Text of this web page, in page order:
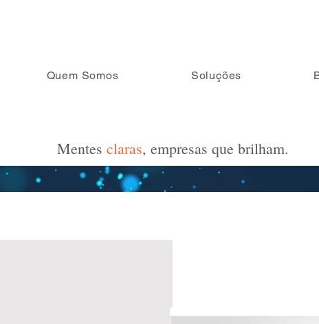
Quem Somos Soluções
Mentes claras, empresas que brilham.